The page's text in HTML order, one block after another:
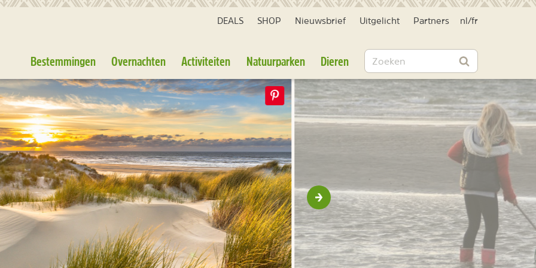
DEALS SHOP Nieuwsbrief Uitgelicht Partners nl /fr
Bestemmingen Overnachten Activiteiten Natuurparken Dieren Zoeken
Zoeken
Volgende